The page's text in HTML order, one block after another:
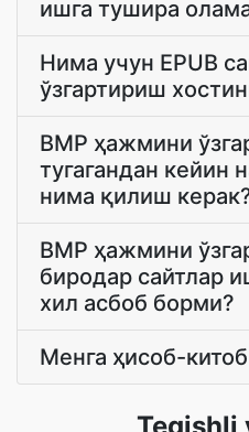
ишга тушира
Нима учун EPUB
ўзгартириш
BMP ҳажмини
тугагандан кейин
нима қилиш
BMP ҳажмини
биродар сайтлар
хил асбоб борми?
Менга ҳисоб-